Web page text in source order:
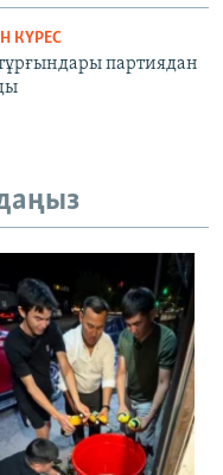
КҮРЕС
партиядан